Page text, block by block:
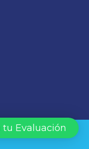
tu Evaluación